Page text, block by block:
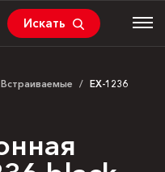
Искать
Встраиваемые / EX-1236